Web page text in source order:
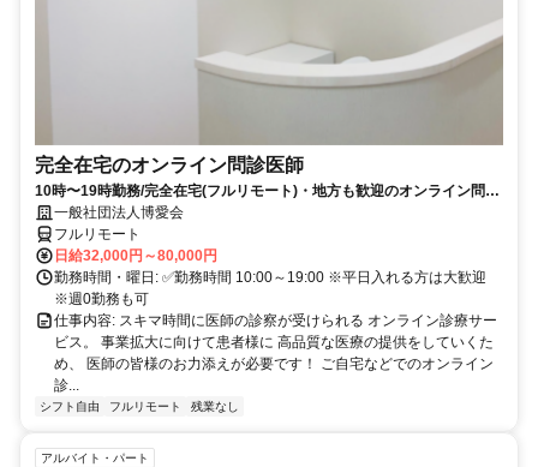
完全在宅のオンライン問診医師
10時〜19時勤務/完全在宅(フルリモート)・地方も歓迎のオンライン問診
業務一般社団法人博愛会
フルリモート
日給32,000円～80,000円
勤務時間・曜日: ✅勤務時間 10:00～19:00 ※平日入れる方は大歓迎
※週0勤務も可
仕事内容: スキマ時間に医師の診察が受けられる オンライン診療サー
ビス。 事業拡大に向けて患者様に 高品質な医療の提供をしていくた
め、 医師の皆様のお力添えが必要です！ ご自宅などでのオンライン
診...
シフト自由 フルリモート 残業なし
アルバイト・パート